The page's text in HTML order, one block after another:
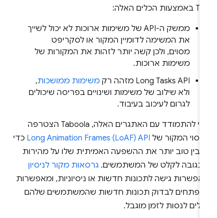
ממשק ה-API של משימות ארוכות לא יכול לשייך
את המשימה לדומיין המקור או לסקריפט
מסוים, ולכן קשה יותר לזהות את המקורות של
משימות ארוכות.
‫Long Tasks API מזהה רק
משימות ממושכות,
ולא שילוב של משימות ושינויים בפריסה שיכולים
לגרום לעיכוב בעיבוד.
כדי להתמודד עם האתגרים האלה, Taboola הצטרפה
המקור שלLong Animation Frames (LoAF) APIכדי
טוב יותר את ההשפעה האמיתית שלו על מהירות
לקלט של המשתמשים.גרסאות מקור לניסיון
גישה לתכונות חדשות או ניסיוניות, ומאפשרות
לבדוק תכונות חדשות שהמשתמשים שלהם
לנסות לזמן מוגבל.